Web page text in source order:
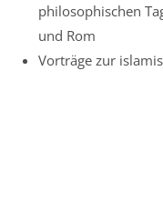
philosophischen
und Rom
Vorträge zur